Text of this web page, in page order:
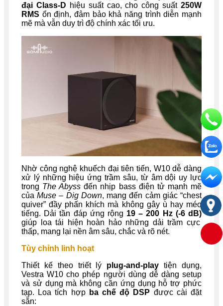
đại Class-D hiệu suất cao, cho công suất 250W
RMS ổn định, đảm bảo khả năng trình diễn mạnh
mẽ mà vẫn duy trì độ chính xác tối ưu.
Nhờ công nghệ khuếch đại tiên tiến, W10 dễ dàng
xử lý những hiệu ứng trầm sâu, từ âm dội uy lực
trong The Abyss đến nhịp bass điện tử mạnh mẽ
củaMuse – Dig Down, mang đến cảm giác “chest
quiver” đầy phấn khích mà không gây ù hay méo
tiếng. Dải tần đáp ứng rộng 19 – 200 Hz (-6 dB)
giúp loa tái hiện hoàn hảo những dải trầm cực
thấp, mang lại nền âm sâu, chắc và rõ nét.
Tùy chỉnh linh hoạt
Thiết kế theo triết lý plug-and-play tiện dụng,
Vestra W10 cho phép người dùng dễ dàng setup
và sử dụng mà không cần ứng dụng hỗ trợ phức
tạp. Loa tích hợp ba chế độ DSP được cài đặt
sẵn: